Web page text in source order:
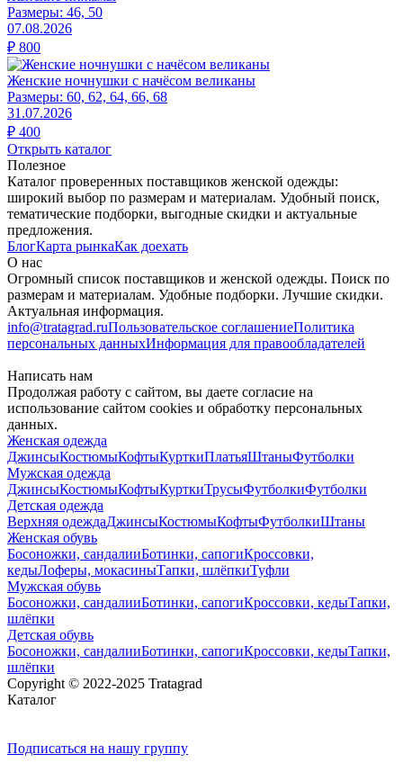
Размеры: 46, 50
07.08.2026
₽ 800
Женские ночнушки с начёсом великаны
Размеры: 60, 62, 64, 66, 68
31.07.2026
₽ 400
Открыть каталог
Полезное
Каталог проверенных поставщиков женской одежды:
широкий выбор по размерам и материалам. Удобный поиск,
тематические подборки, выгодные скидки и актуальные
предложения.
БлогКарта рынкаКак доехать
О нас
Огромный список поставщиков и женской одежды. Поиск по
размерам и материалам. Удобные подборки. Лучшие скидки.
Актуальная информация.
info@tratagrad.ruПользовательское соглашениеПолитика
персональных данныхИнформация для правообладателей
Написать нам
Продолжая работу с сайтом, вы даете согласие на
использование сайтом cookies и обработку персональных
данных.
Женская одежда
ДжинсыКостюмыКофтыКурткиПлатьяШтаныФутболки
Мужская одежда
ДжинсыКостюмыКофтыКурткиТрусыФутболкиФутболки
Детская одежда
Верхняя одеждаДжинсыКостюмыКофтыФутболкиШтаны
Женская обувь
Босоножки, сандалииБотинки, сапогиКроссовки,
кедыЛоферы, мокасиныТапки, шлёпкиТуфли
Мужская обувь
Босоножки, сандалииБотинки, сапогиКроссовки, кедыТапки,
шлёпки
Детская обувь
Босоножки, сандалииБотинки, сапогиКроссовки, кедыТапки,
шлёпки
Copyright © 2022-2025 Tratagrad
Каталог
Подписаться на нашу группу